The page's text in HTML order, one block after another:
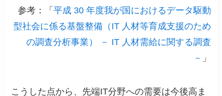
参考：「 平成 30 年度我が国におけるデータ駆動
型社会に係る基盤整備（IT 人材等育成支援のため
の調査分析事業） － IT 人材需給に関する調査
－ 」
こうした点から、先端IT分野への需要は今後高ま